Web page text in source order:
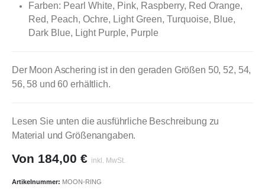
Farben: Pearl White, Pink, Raspberry, Red Orange,
Red, Peach, Ochre, Light Green, Turquoise, Blue,
Dark Blue, Light Purple, Purple
Der Moon Aschering ist in den geraden Größen 50, 52, 54,
56, 58 und 60 erhältlich.
Lesen Sie unten die ausführliche Beschreibung zu
Material und Größenangaben.
Von 184,00 € inkl. MwSt.
Artikelnummer: MOON-RING